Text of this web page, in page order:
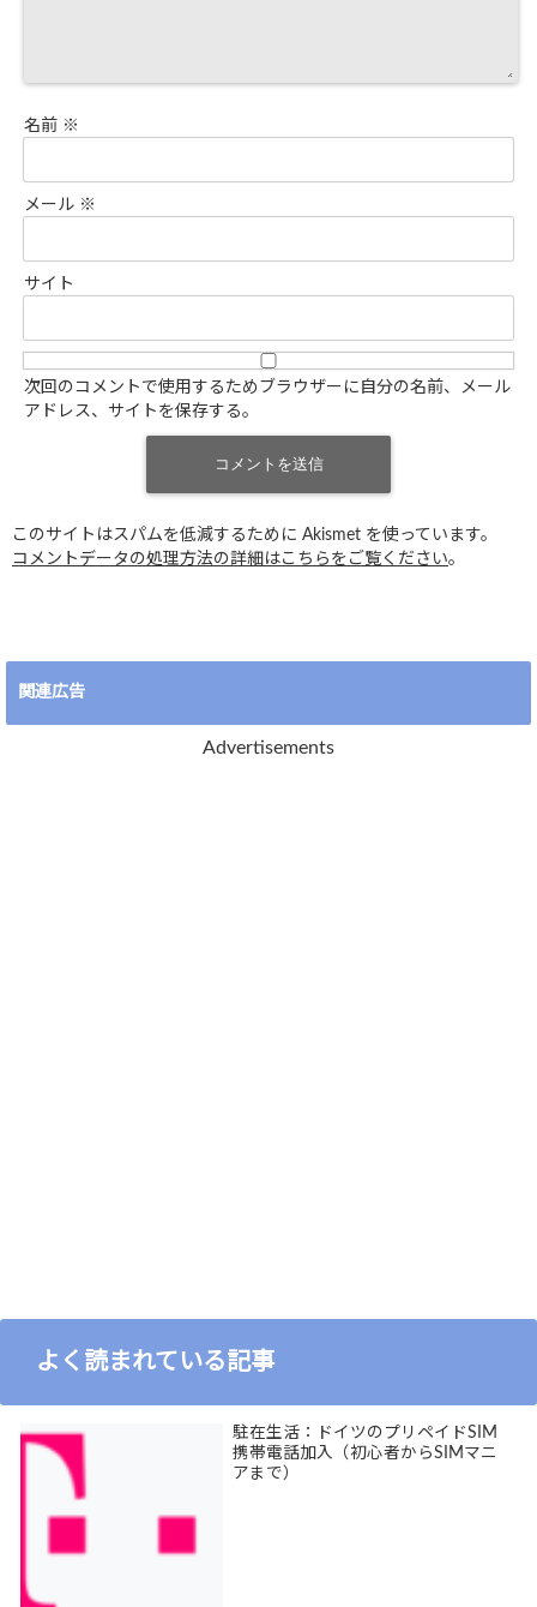
名前 ※
メール ※
サイト
次回のコメントで使用するためブラウザーに自分の名前、メール
アドレス、サイトを保存する。
このサイトはスパムを低減するために Akismet を使っています。
コメントデータの処理方法の詳細はこちらをご覧ください。
関連広告
Advertisements
よく読まれている記事
駐在生活：ドイツのプリペイドSIM
携帯電話加入（初心者からSIMマニ
アまで）